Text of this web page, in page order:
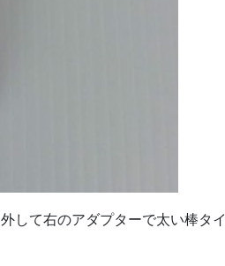
して右のアダプターで太い棒タイ